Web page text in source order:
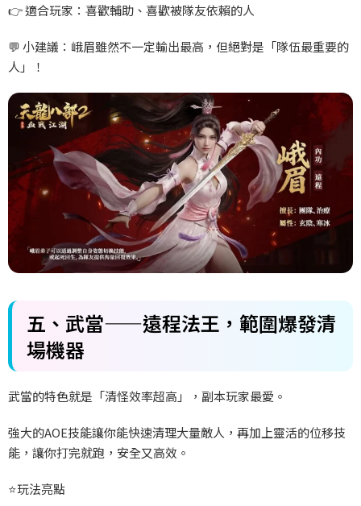
👉適合玩家：喜歡輔助、喜歡被隊友依賴的人
💬小建議：峨眉雖然不一定輸出最高，但絕對是「隊伍最重要的
人」！
五、 武當——遠程法王，範圍爆發清
場機器
武當的特色就是「清怪效率超高」，副本玩家最愛。
強大的AOE技能讓你能快速清理大量敵人，再加上靈活的位移技
能，讓你打完就跑，安全又高效。
⭐玩法亮點